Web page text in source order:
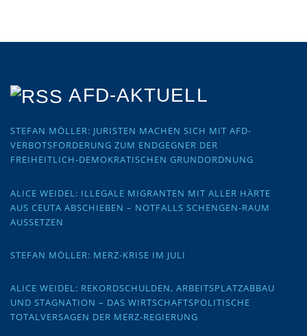
AFD-AKTUELL
STEFAN MÖLLER: JURISTEN MACHEN SICH MIT AFD-
VERBOTSFORDERUNG ZUM ENDGEGNER DER
FREIHEITLICH-DEMOKRATISCHEN GRUNDORDNUNG
ALICE WEIDEL: ILLEGALE MIGRANTEN MIT ALLER HÄRTE
AUS CEUTA ABSCHIEBEN – NOTFALLS SCHENGEN-RAUM
AUSSETZEN
STEFAN MÖLLER: MERZ-KRISE IM JULI
ALICE WEIDEL: REKORDSCHULDEN, ARBEITSPLATZABBAU
UND STAGNATION – DAS WIRTSCHAFTSPOLITISCHE
TOTALVERSAGEN DER MERZ-REGIERUNG